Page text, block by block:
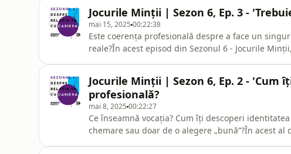
Jocurile Minții | Sezon 6, Ep. 3 -
mai 15, 2025 00:22:38
Este coerența profesională despre a face un
reale?În acest episod din Sezonul 6 - Jocurile
a
Jocurile Minții | Sezon 6, Ep. 2 - 'Cum
profesională?
mai 8, 2025 00:22:27
Ce înseamnă vocația? Cum îți descoperi
chemare sau doar de o alegere „bună”?În acest